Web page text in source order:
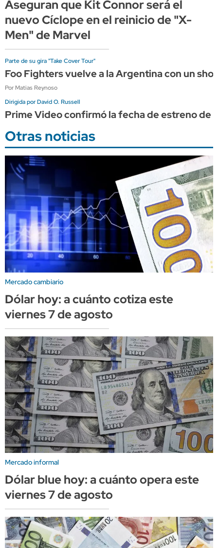
Aseguran que Kit Connor será el
nuevo Cíclope en el reinicio de "X-
Men" de Marvel
Parte de su gira "Take Cover Tour"
Foo Fighters vuelve a la Argentina con un
Por Matias Reynoso
Dirigida por David O. Russell
Prime Video confirmó la fecha de estreno de
Otras noticias
Mercado cambiario
Dólar hoy: a cuánto cotiza este
viernes 7 de agosto
Mercado informal
Dólar blue hoy: a cuánto opera este
viernes 7 de agosto